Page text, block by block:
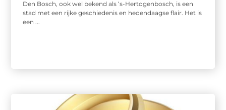
Den Bosch, ook wel bekend als ‘s-Hertogenbosch, is een
stad met een rijke geschiedenis en hedendaagse flair. Het is
een ...